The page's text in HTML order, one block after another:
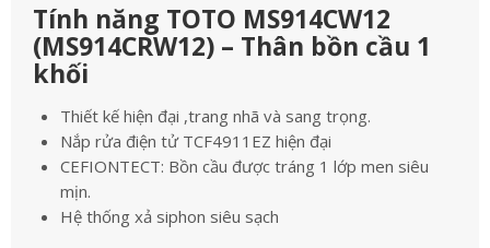
Tính năng TOTO MS914CW12
(MS914CRW12) – Thân bồn cầu 1
khối
Thiết kế hiện đại ,trang nhã và sang trọng.
Nắp rửa điện tử TCF4911EZ hiện đại
CEFIONTECT: Bồn cầu được tráng 1 lớp men siêu
mịn.
Hệ thống xả siphon siêu sạch